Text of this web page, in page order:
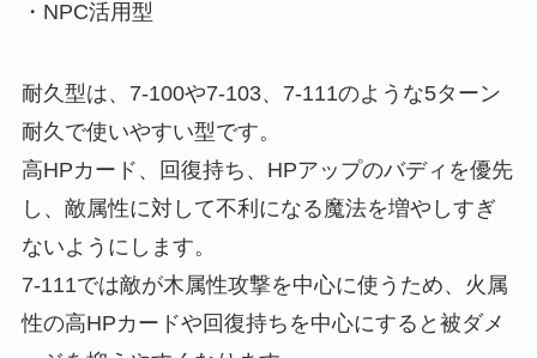
・NPC活用型
耐久型は、7-100や7-103、7-111のような5ターン
耐久で使いやすい型です。
高HPカード、回復持ち、HPアップのバディを優先
し、敵属性に対して不利になる魔法を増やしすぎ
ないようにします。
7-111では敵が木属性攻撃を中心に使うため、火属
性の高HPカードや回復持ちを中心にすると被ダメ